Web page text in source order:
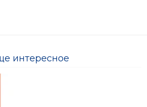
интересное